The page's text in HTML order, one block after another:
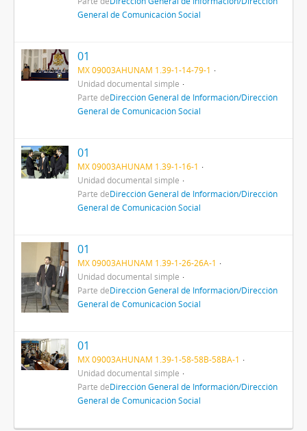
General de Comunicación Social
01
MX 09003AHUNAM 1.39-1-14-79-1
Unidad documental simple
Parte deDirección General de Información/Dirección
General de Comunicación Social
01
MX 09003AHUNAM 1.39-1-16-1
Unidad documental simple
Parte deDirección General de Información/Dirección
General de Comunicación Social
01
MX 09003AHUNAM 1.39-1-26-26A-1
Unidad documental simple
Parte deDirección General de Información/Dirección
General de Comunicación Social
01
MX 09003AHUNAM 1.39-1-58-58B-58BA-1
Unidad documental simple
Parte deDirección General de Información/Dirección
General de Comunicación Social